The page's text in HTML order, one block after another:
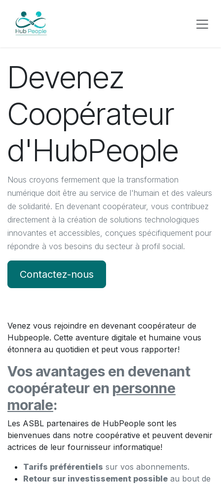
Devenez
Coopérateur
d'HubPeople
Nous croyons fermement que la transformation
numérique doit être au service de l'humain et des valeurs
de solidarité. En devenant coopérateur, vous contribuez
directement à la création de solutions technologiques
innovantes et accessibles, conçues spécifiquement pour
répondre à vos besoins du secteur à profil social.
Contactez-nous
Venez vous rejoindre en devenant coopérateur de
Hubpeople. Cette aventure digitale et humaine vous
étonnera au quotidien et peut vous rapporter!
Vos avantages en devenant
coopérateur en personne
morale:
Les ASBL partenaires de HubPeople sont les
bienvenues dans notre coopérative et peuvent devenir
actrices de leur fournisseur informatique!
Tarifs préférentiels sur vos abonnements.
Retour sur investissement possible au bout de